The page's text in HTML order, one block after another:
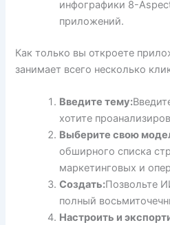
инфографики 8-
приложений.
Как только вы откроете
занимает всего несколько
Введите тему:
хотите
Выберите свою
обширного списка
маркетинговых и
Создать:Позвольте
полный
Настроить и